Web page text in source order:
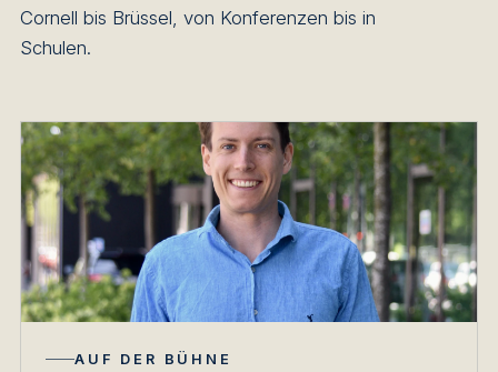
Cornell bis Brüssel, von Konferenzen bis in
Schulen.
AUF DER BÜHNE